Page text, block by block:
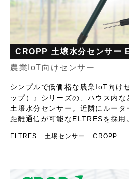
CROPP 土壌水分センサー
農業IoT向けセンサー
シンプルで低価格な農業IoT向け
ップ）』シリーズの、ハウス内
土壌水分センサー。近隣にルー
距離通信が可能なELTRESを採用
ELTRES 土壌センサー CROPP